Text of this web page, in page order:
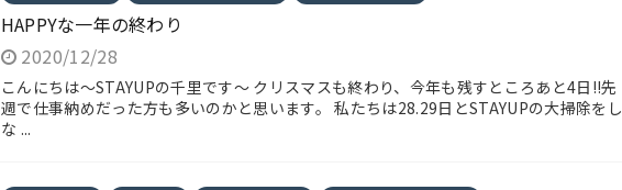
HAPPYな一年の終わり
2020/12/28
こんにちは～STAYUPの千里です～ クリスマスも終わり、今年も残すところあと4日!!先
週で仕事納めだった方も多いのかと思います。 私たちは28.29日とSTAYUPの大掃除をし
な ...